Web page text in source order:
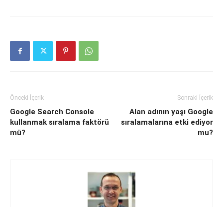
Önceki İçerik
Google Search Console
kullanmak sıralama faktörü
mü?
Sonraki İçerik
Alan adının yaşı Google
sıralamalarına etki ediyor
mu?